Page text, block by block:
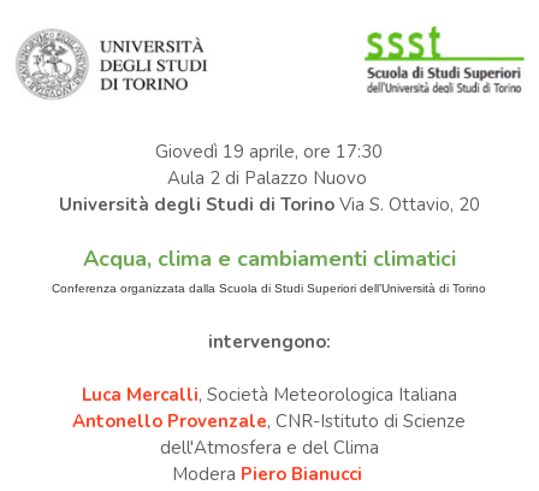
Giovedì 19 aprile, ore 17:30
Aula 2 di Palazzo Nuovo
Università degli Studi di TorinoVia S. Ottavio, 20
Acqua, clima e cambiamenti climatici
Conferenza organizzata dalla Scuola di Studi Superiori dell’Università di Torino
intervengono:
Luca Mercalli, Società Meteorologica Italiana
Antonello Provenzale, CNR-Istituto di Scienze
dell'Atmosfera e del Clima
Modera Piero Bianucci